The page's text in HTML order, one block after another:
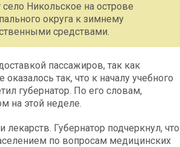
Никольское на острове
округа к зимнему
средствами.
пассажиров, так как
так, что к началу учебного
губернатор. По его словам,
на этой неделе.
Губернатор подчеркнул, что
по вопросам медицинских